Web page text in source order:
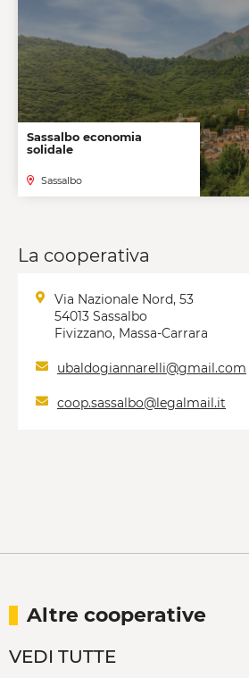
Sassalbo economia
solidale
Sassalbo
La cooperativa
Via Nazionale Nord, 53
54013 Sassalbo
Fivizzano, Massa-Carrara
ubaldogiannarelli@gmail.com
coop.sassalbo@legalmail.it
Altre cooperative
VEDI TUTTE